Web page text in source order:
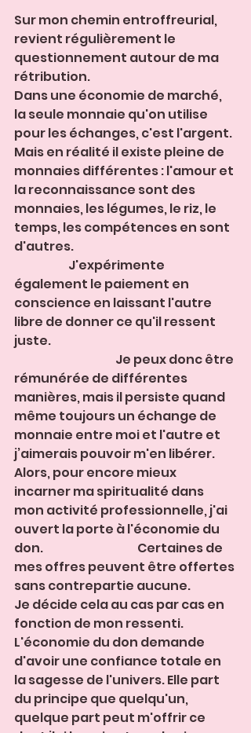
Sur mon chemin entroffreurial,
revient régulièrement le
questionnement autour de ma
rétribution.
Dans une économie de marché,
la seule monnaie qu'on utilise
pour les échanges, c'est l'argent.
Mais en réalité il existe pleine de
monnaies différentes : l'amour et
la reconnaissance sont des
monnaies, les légumes, le riz, le
temps, les compétences en sont
d'autres.
                       J'expérimente
également le paiement en
conscience en laissant l'autre
libre de donner ce qu'il ressent
juste.
                                           Je peux donc être
rémunérée de différentes
manières, mais il persiste quand
même toujours un échange de
monnaie entre moi et l'autre et
j’aimerais pouvoir m'en libérer.
Alors, pour encore mieux
incarner ma spiritualité dans
mon activité professionnelle, j'ai
ouvert la porte à l'économie du
don.                                        Certaines de
mes offres peuvent être offertes
sans contrepartie aucune.
Je décide cela au cas par cas en
fonction de mon ressenti.
L'économie du don demande
d'avoir une confiance totale en
la sagesse de l'univers. Elle part
du principe que quelqu'un,
quelque part peut m'offrir ce